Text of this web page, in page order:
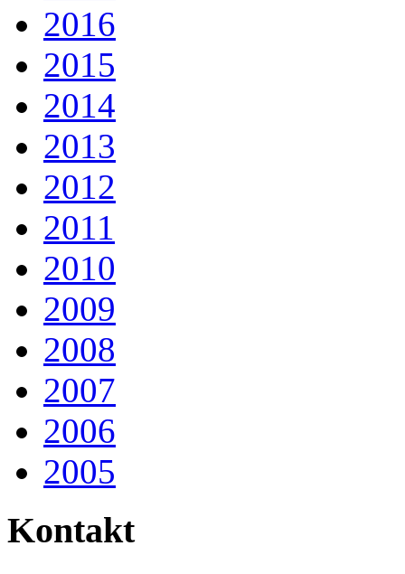
2016
2015
2014
2013
2012
2011
2010
2009
2008
2007
2006
2005
Kontakt